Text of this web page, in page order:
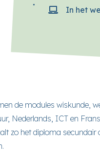
In het
de modules wiskunde,
Nederlands, ICT en
zo het diploma secundair